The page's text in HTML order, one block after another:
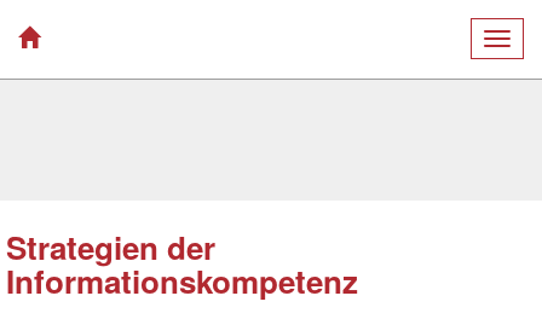
Strategien der
Informationskompetenz